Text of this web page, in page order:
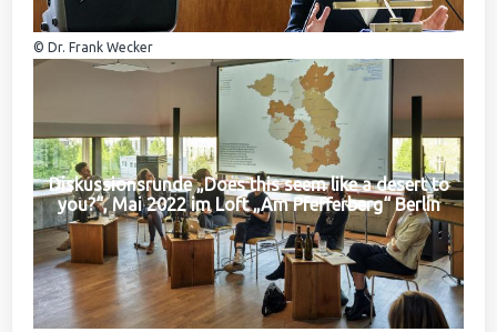
© Dr. Frank Wecker
Diskussionsrunde „Does this seem like a desert to
you?“, Mai 2022 im Loft „Am Pfefferberg“ Berlin